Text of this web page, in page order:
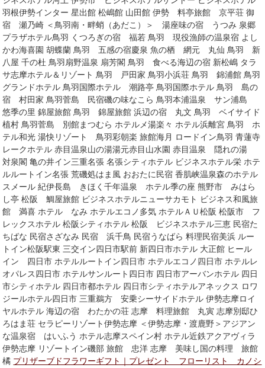
羽根伊勢インター 星出館 松嶋館 山田館 伊勢 料亭旅館 京平荘 御
宿 瀬乃崎 ＜鳥羽南・畔蛸（あだこ）＞ 湯座味の宿 うつみ 泉郷
プラザホテル鳥羽 くつろぎの宿 福若 鳥羽 現役漁師の温泉宿 よし
かわ海喜園 胡蝶蘭 鳥羽 五感の宿慶泉 魚の栖 網元 丸仙 鳥羽 新
八屋 千の杜 鳥羽扇野温泉 扇芳閣 鳥羽 食べる海辺の宿 新松嶋 タラ
サ志摩ホテル＆リゾート 鳥羽 戸田家 鳥羽小浜荘 鳥羽 錦浦館 鳥羽
グランドホテル 鳥羽国際ホテル 潮路亭 鳥羽国際ホテル 鳥羽 島の
宿 村田家 鳥羽菅島 民宿磯の味なこら 鳥羽本浦温泉 サン浦島
悠季の里 錦屋旅館 鳥羽 錦屋旅館 浜辺の宿 丸文 鳥羽 ベイサイド
植村 鳥羽菅島 別館まつむら ホテルメ湯楽々 ホテル浜離宮 鳥羽 ホ
テル和光 湯快リゾート 鳥羽彩朝楽 旅館海月 ロードイン鳥羽 青蓮寺
レークホテル 赤目温泉山の湯湯元赤目山水園 赤目温泉 隠れの湯
対泉閣 亀の井イン三重名張 名張シティホテル ビジネスホテル栄 ホテ
ルルートイン名張 荒磯処はま風 おおたに民宿 香肌峡温泉森のホテル
スメール 紀伊長島 きほく千年温泉 ホテル季の座 熊野市 みはら
し亭 松阪 鯛屋旅館 ビジネスホテルニューサカモト ビジネス和風旅
館 満喜 ホテル なみ ホテルエコノ多気 ホテルＡＵ松阪 松阪市 フ
レックスホテル 松阪シティホテル 松阪 ビジネスホテル三恵 民宿た
ちばな 民宿さざなみ 民宿 浜千鳥 民宿うなばら 料理民宿美浜 ルー
トイン松阪駅東 三交イン四日市駅前 新四日市ホテル 大正館 ヒール
イン 四日市 ホテルルートイン四日市 ホテルエコノ四日市 ホテルレ
オパレス四日市 ホテルサンルート四日市 四日市アーバンホテル 四日
市シティホテル 四日市都ホテル 四日市シティホテルアネックス ロワ
ジールホテル四日市 三重鵜方 安乗シーサイドホテル 伊勢志摩ロイ
ヤルホテル 海辺の宿 わたかの荘 志摩 料理旅館 丸寅 志摩別邸ひ
ろはま荘 セラピーリゾート伊勢志摩 ＜伊勢志摩・渡鹿野＞アジアン
な温泉宿 はいふう ホテル志摩スペイン村 ホテル近鉄アクアヴィラ
伊勢志摩 リゾートイン磯部 旅館 忠洋 志摩 美味し国の料理 旅館
橘 プリザーブドフラワーギフト｜プレゼント フローリスト カノシ